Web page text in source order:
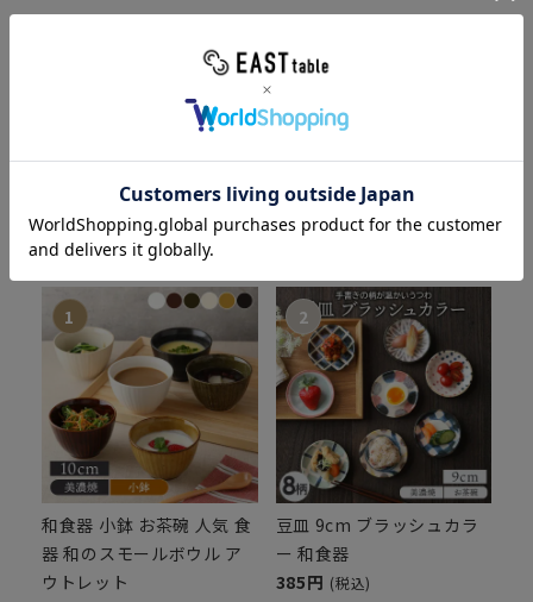
Ranking
ランキング
人気の食器・キッチン雑貨をカテゴリ別にチェック！
全商品 大皿 カレー・パスタ皿
和食器 小鉢 お茶碗 人気 食
器 和のスモールボウル ア
ウトレット
豆皿 9cm ブラッシュカラ
ー 和食器
385円 (税込)